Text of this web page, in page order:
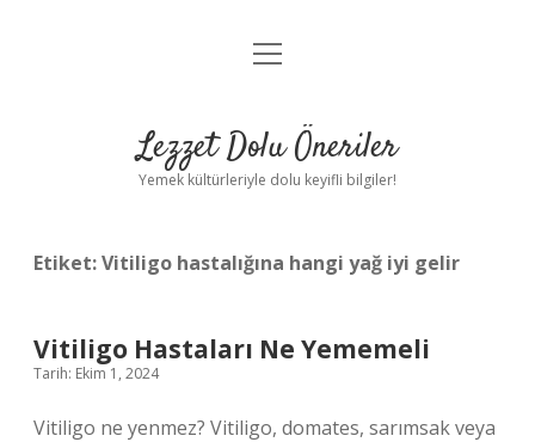
Anasayfa
Yasal Uyarı
menüyü
Lezzet Dolu Öneriler
Yemek kültürleriyle dolu keyifli bilgiler!
Etiket:Vitiligo hastalığına hangi yağ iyi gelir
Vitiligo Hastaları Ne Yememeli
Tarih: Ekim 1, 2024
Vitiligo ne yenmez? Vitiligo, domates, sarımsak veya